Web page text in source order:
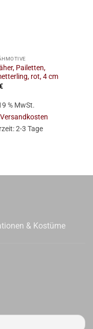
Pailetten,
rot, 4 cm
% MwSt.
Versandkosten
2-3 Tage
& Kostüme